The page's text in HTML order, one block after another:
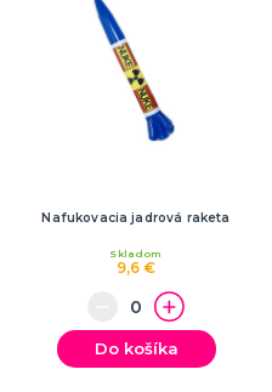
Nafukovacia jadrová raketa
9,6 €
Skladom
Do košíka